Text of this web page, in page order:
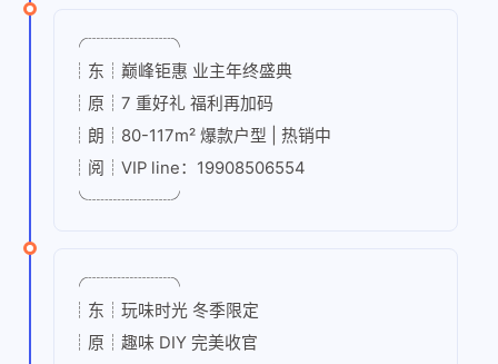
╭┈┈┈┈┈╮
┊东┊巅峰钜惠 业主年终盛典
┊原┊7 重好礼 福利再加码
┊朗┊80-117m² 爆款户型 | 热销中
┊阅┊VIP line：19908506554
╰┈┈┈┈┈╯
╭┈┈┈┈┈╮
┊东┊玩味时光 冬季限定
┊原┊趣味 DIY 完美收官